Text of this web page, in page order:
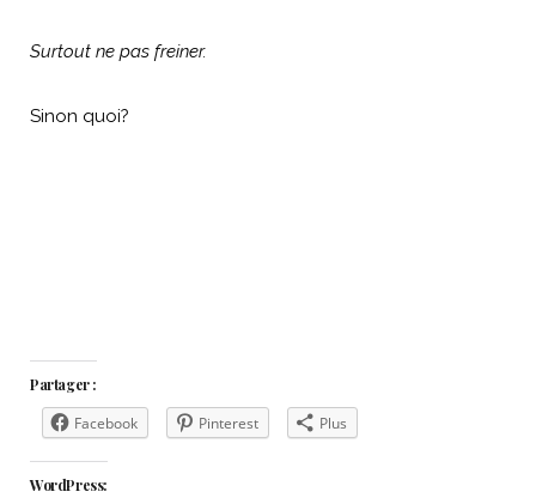
Surtout ne pas freiner.
Sinon quoi?
Partager :
Facebook Pinterest Plus
WordPress: